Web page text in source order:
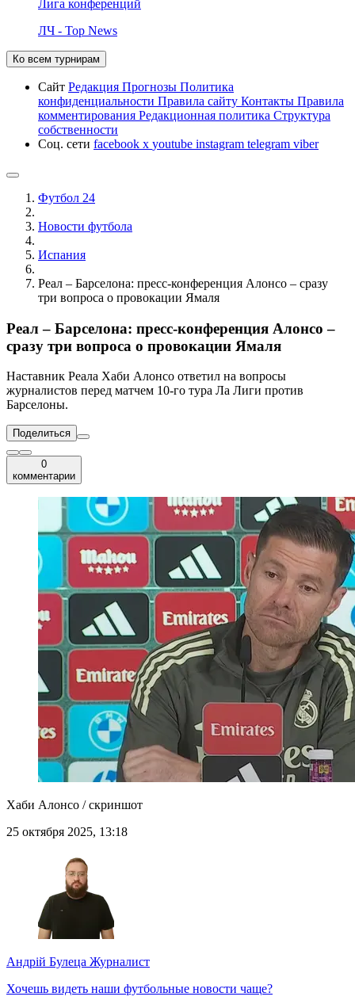
Лига конференций
ЛЧ - Top News
Ко всем турнирам
Сайт Редакция Прогнозы Политика
конфиденциальности Правила сайту Контакты Правила
комментирования Редакционная политика Структура
собственности
Соц. сети facebook x youtube instagram telegram viber
Футбол 24
Новости футбола
Испания
Реал – Барселона: пресс-конференция Алонсо – сразу
три вопроса о провокации Ямаля
Реал – Барселона: пресс-конференция Алонсо –
сразу три вопроса о провокации Ямаля
Наставник Реала Хаби Алонсо ответил на вопросы
журналистов перед матчем 10-го тура Ла Лиги против
Барселоны.
Поделиться
0
комментарии
Хаби Алонсо / скриншот
25 октября 2025, 13:18
Андрій Булеца Журналист
Хочешь видеть наши футбольные новости чаще?